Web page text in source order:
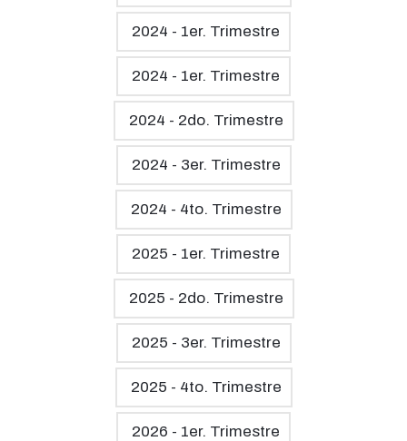
2024 - 1er. Trimestre
2024 - 1er. Trimestre
2024 - 2do. Trimestre
2024 - 3er. Trimestre
2024 - 4to. Trimestre
2025 - 1er. Trimestre
2025 - 2do. Trimestre
2025 - 3er. Trimestre
2025 - 4to. Trimestre
2026 - 1er. Trimestre